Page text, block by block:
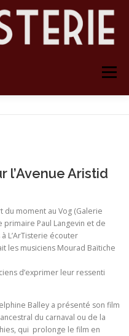
Menu
l’Avenue Aristid
du moment au Vog (Galerie
primaire Paul Langevin et de
L’ArTisterie écouter
les musiciens Mourad Baïtiche
d’exprimer leur ressenti
Balley a présenté son film
du carnaval ou de la
qui prolonge le film en